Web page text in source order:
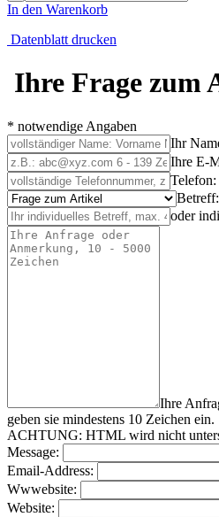
In den Warenkorb
Datenblatt drucken
Ihre Frage zum
* notwendige Angaben
Ihr
Ihre E-
Telefon:
Betreff:
oder
Ihre
geben sie mindestens 10 Zeichen ein.
ACHTUNG: HTML wird nicht
Message:
Email-Address:
Wwwebsite:
Website: